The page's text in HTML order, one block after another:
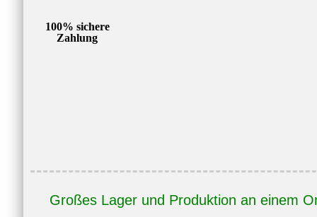
100% sichere
Zahlung
Großes Lager und Produktion an einem